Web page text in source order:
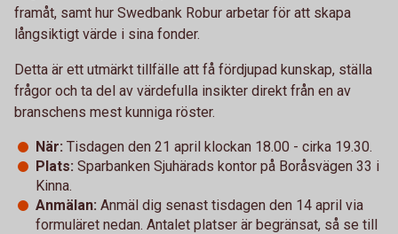
framåt, samt hur Swedbank Robur arbetar för att skapa
långsiktigt värde i sina fonder.
Detta är ett utmärkt tillfälle att få fördjupad kunskap, ställa
frågor och ta del av värdefulla insikter direkt från en av
branschens mest kunniga röster.
När: Tisdagen den 21 april klockan 18.00 - cirka 19.30.
Plats: Sparbanken Sjuhärads kontor på Boråsvägen 33 i
Kinna.
Anmälan: Anmäl dig senast tisdagen den 14 april via
formuläret nedan. Antalet platser är begränsat, så se till